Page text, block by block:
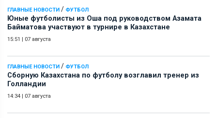
ГЛАВНЫЕ НОВОСТИ / ФУТБОЛ
Юные футболисты из Оша под руководством Азамата
Байматова участвуют в турнире в Казахстане
15:51 | 07 августа
ГЛАВНЫЕ НОВОСТИ / ФУТБОЛ
Сборную Казахстана по футболу возглавил тренер из
Голландии
14:34 | 07 августа